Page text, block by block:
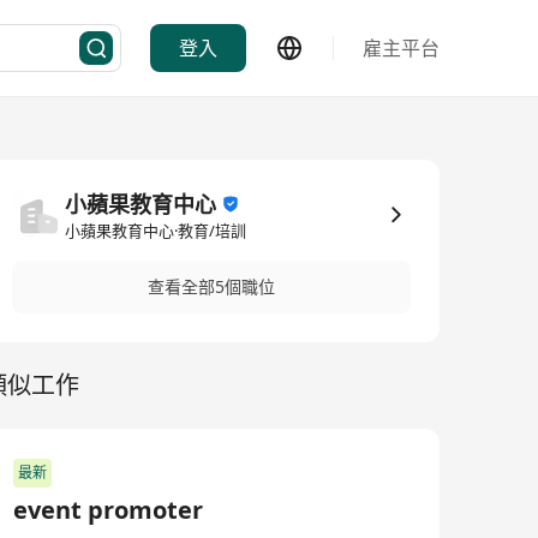
登入 雇主平台
小蘋果教育中心
小蘋果教育中心·教育/培訓
查看全部5個職位
似工作
最新
event promoter